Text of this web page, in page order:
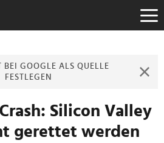
BEI GOOGLE ALS QUELLE
FESTLEGEN
Silicon Valley
gerettet werden